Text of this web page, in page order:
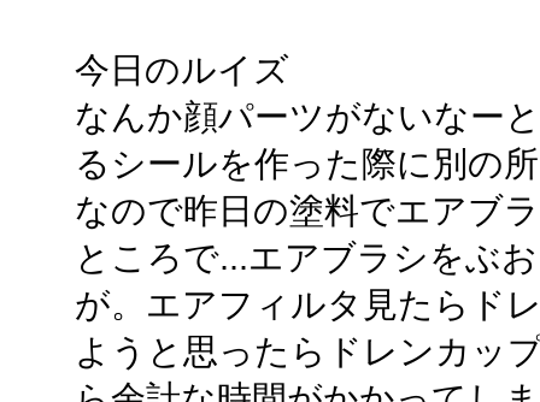
今日のルイズ
なんか顔パーツがないなー
るシールを作った際に別の
なので昨日の塗料でエアブ
ところで...エアブラシをぶ
が。エアフィルタ見たらド
ようと思ったらドレンカッ